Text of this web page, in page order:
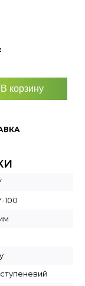
В корзину
100